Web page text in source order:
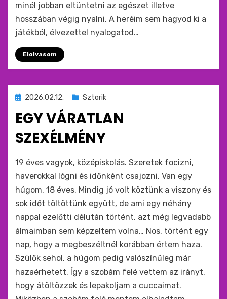
minél jobban eltüntetni az egészet illetve
hosszában végig nyalni. A heréim sem hagyod ki a
játékból, élvezettel nyalogatod…
Elolvasom
Beküldve
2026.02.12. Sztorik
EGY VÁRATLAN
SZEXÉLMÉNY
by
19 éves vagyok, középiskolás. Szeretek focizni,
haverokkal lógni és időnként csajozni. Van egy
húgom, 18 éves. Mindig jó volt köztünk a viszony és
sok időt töltöttünk együtt, de ami egy néhány
nappal ezelőtti délután történt, azt még legvadabb
álmaimban sem képzeltem volna… Nos, történt egy
nap, hogy a megbeszéltnél korábban értem haza.
Szülők sehol, a húgom pedig valószínűleg már
hazaérhetett. Így a szobám felé vettem az irányt,
hogy átöltözzek és lepakoljam a cuccaimat.